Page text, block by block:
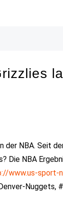
NBA. Seit
NBA
www.us-sport-
Nuggets,